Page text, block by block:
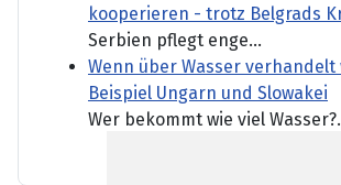
kooperieren - trotz Belgrads
Serbien pflegt enge...
Wenn über Wasser verhandelt
Beispiel Ungarn und Slowakei
Wer bekommt wie viel